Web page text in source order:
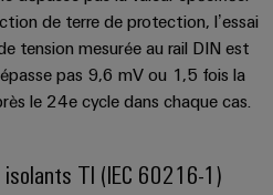
de terre de protection, l’essai
tension mesurée au rail DIN est
pas 9,6 mV ou 1,5 fois la
le 24e cycle dans chaque cas.
TI (IEC 60216-1)